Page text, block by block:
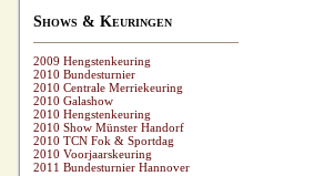
Shows & Keuringen
2009 Hengstenkeuring
2010 Bundesturnier
2010 Centrale Merriekeuring
2010 Galashow
2010 Hengstenkeuring
2010 Show Münster Handorf
2010 TCN Fok & Sportdag
2010 Voorjaarskeuring
2011 Bundesturnier Hannover